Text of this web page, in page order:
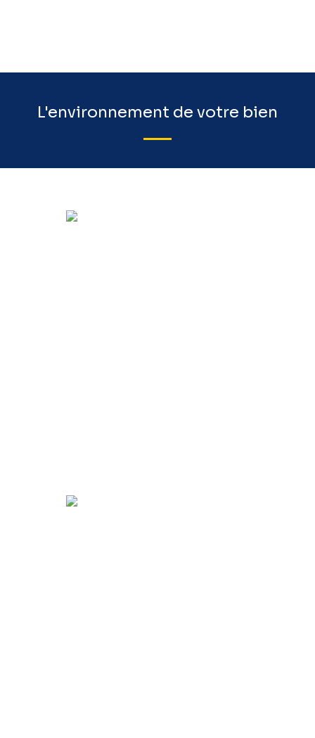
L'environnement de votre bien